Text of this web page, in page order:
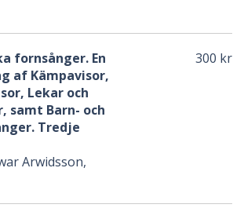
fornsånger. En
af Kämpavisor,
Lekar och
samt Barn- och
Tredje
Arwidsson,
300 kr